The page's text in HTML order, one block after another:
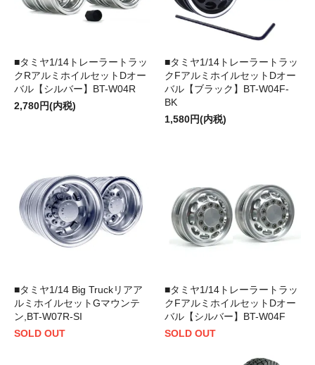
■タミヤ1/14トレーラートラッ
クRアルミホイルセットDオー
バル【シルバー】BT-W04R
2,780円(内税)
■タミヤ1/14トレーラートラッ
クFアルミホイルセットDオー
バル【ブラック】BT-W04F-
BK
1,580円(内税)
■タミヤ1/14 Big Truckリアア
ルミホイルセットGマウンテ
ン,BT-W07R-SI
SOLD OUT
■タミヤ1/14トレーラートラッ
クFアルミホイルセットDオー
バル【シルバー】BT-W04F
SOLD OUT